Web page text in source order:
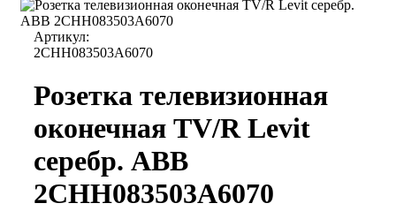
Артикул:
2CHH083503A6070
Розетка телевизионная
оконечная TV/R Levit
серебр. ABB
2CHH083503A6070